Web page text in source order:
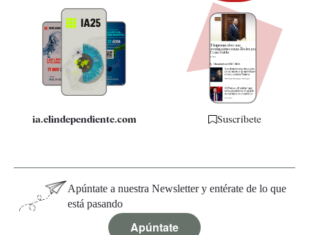
Quiénes somos
Especificaciones
ia.elindependiente.com Suscríbete
Apúntate a nuestra Newsletter y entérate de lo que
está pasando
Apúntate